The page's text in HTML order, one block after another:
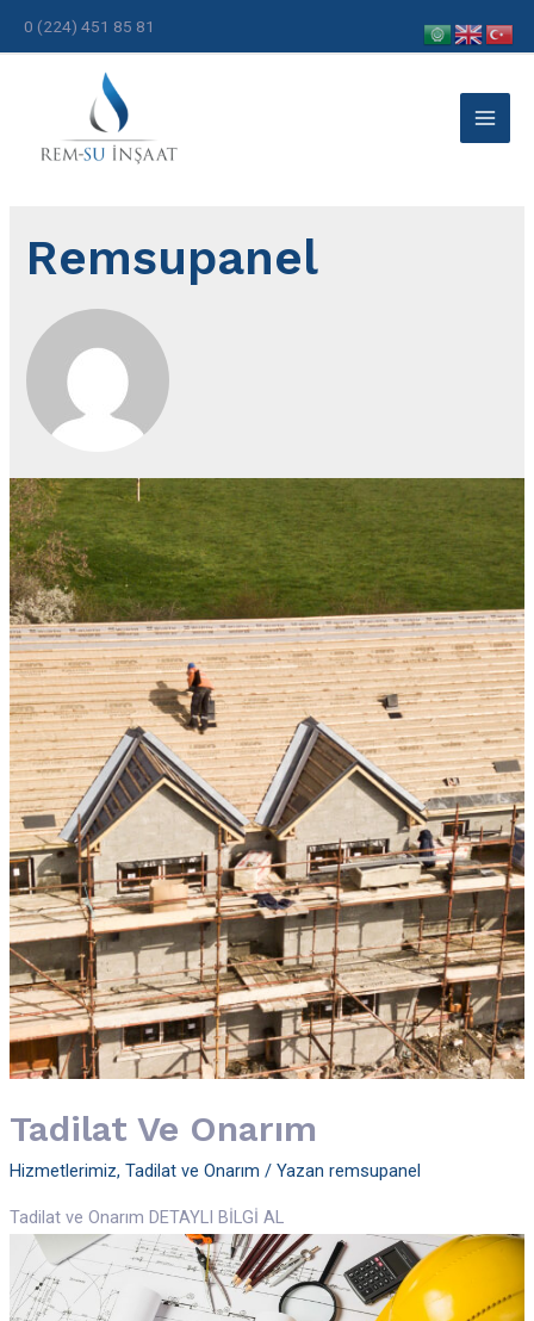
0 (224) 451 85 81
Remsupanel
Tadilat Ve Onarım
Hizmetlerimiz, Tadilat ve Onarım / Yazan remsupanel
Tadilat ve Onarım DETAYLI BİLGİ AL